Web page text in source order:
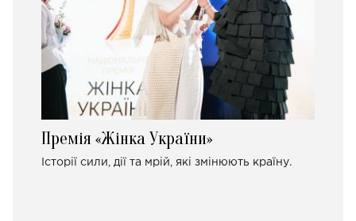
Премія «Жінка України»
Історії сили, дії та мрій, які змінюють країну.